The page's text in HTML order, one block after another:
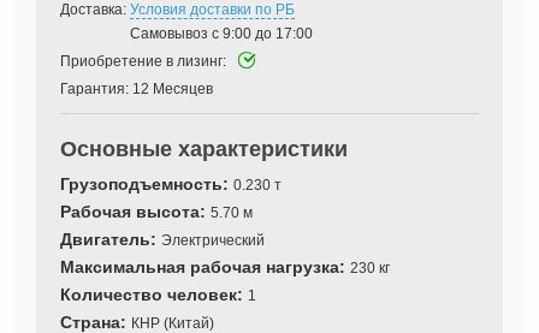
Доставка: Условия доставки по РБ
Самовывоз с 9:00 до 17:00
Приобретение в лизинг:
Гарантия: 12 Месяцев
Основные характеристики
Грузоподъемность: 0.230 т
Рабочая высота: 5.70 м
Двигатель: Электрический
Максимальная рабочая нагрузка: 230 кг
Количество человек: 1
Страна: КНР (Китай)